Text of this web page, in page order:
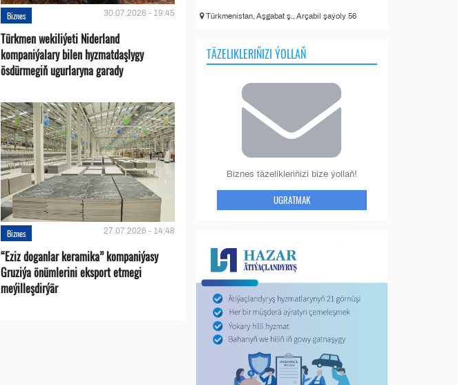
Biznes 30.07.2026 - 19:45
Türkmen wekiliýeti Niderland
kompaniýalary bilen hyzmatdaşlygy
ösdürmegiň ugurlaryna garady
Biznes 27.07.2026 - 14:48
“Eziz doganlar keramika” kompaniýasy
Gruziýa önümlerini eksport etmegi
meýilleşdirýär
Türkmenistan, Aşgabat ş., Arçabil şaýoly 56
TÄZELIKLERIŇIZI ÝOLLAŇ
Biznes täzelikleriňizi bize ýollaň!
UGRATMAK